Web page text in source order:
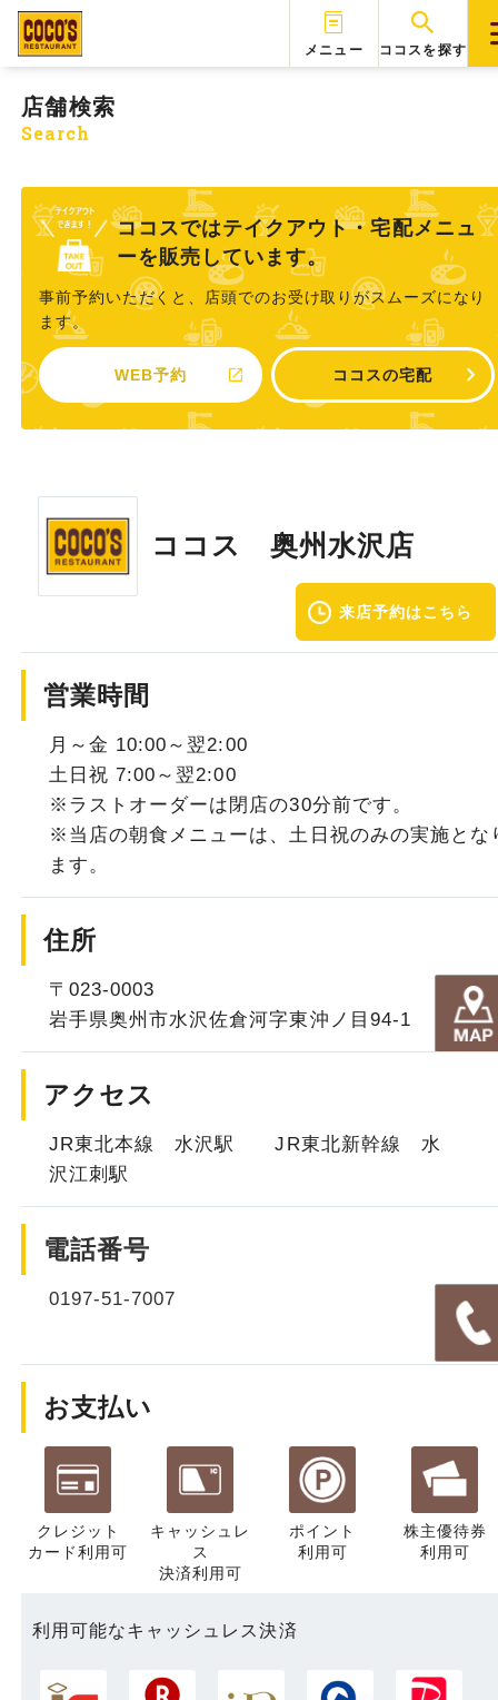
メニュー ココスを探す
店舗検索
Search
ココスではテイクアウト・宅配メニュ
ーを販売しています。
事前予約いただくと、店頭でのお受け取りがスムーズになり
ます。
WEB予約 ココスの宅配
ココス 奥州水沢店
来店予約はこちら
営業時間
月～金 10:00～翌2:00
土日祝 7:00～翌2:00
※ラストオーダーは閉店の30分前です。
※当店の朝食メニューは、土日祝のみの実施とな
ます。
住所
〒023-0003
岩手県奥州市水沢佐倉河字東沖ノ目94-1
アクセス
JR東北本線 水沢駅 JR東北新幹線 水
沢江刺駅
電話番号
0197-51-7007
お支払い
クレジット
カード利用可
キャッシュレ
ス
決済利用可
ポイント
利用可
株主優待券
利用可
利用可能なキャッシュレス決済